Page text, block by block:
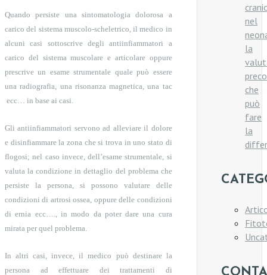
Quando persiste una sintomatologia dolorosa a
carico del sistema muscolo-scheletrico, il medico in
alcuni casi sottoscrive degli antiinfiammatori a
carico del sistema muscolare e articolare oppure
prescrive un esame strumentale quale può essere
una radiografia, una risonanza magnetica, una tac
ecc… in base ai casi.
Gli antiinfiammatori servono ad alleviare il dolore
e disinfiammare la zona che si trova in uno stato di
flogosi; nel caso invece, dell’esame strumentale, si
valuta la condizione in dettaglio del problema che
persiste la persona, si possono valutare delle
condizioni di artrosi ossea, oppure delle condizioni
di ernia ecc…., in modo da poter dare una cura
mirata per quel problema.
In altri casi, invece, il medico può destinare la
persona ad effettuare dei trattamenti di
nel
la
che
può
fare
la